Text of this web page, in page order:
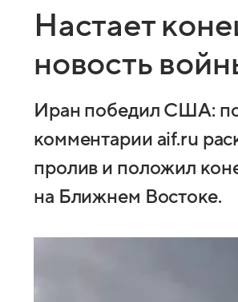
Настает
новость
Иран победил США:
комментарии aif.ru
пролив и положил
на Ближнем Востоке.